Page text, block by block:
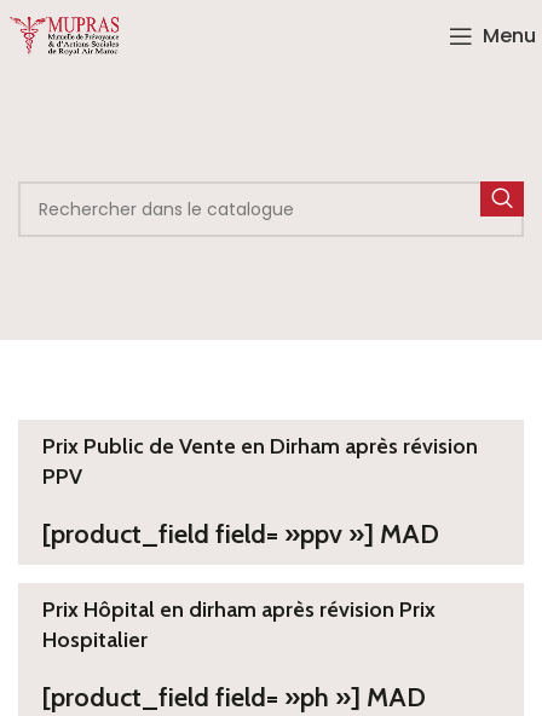
Menu
Prix Public de Vente en Dirham après révision
PPV
[product_field field= »ppv »] MAD
Prix Hôpital en dirham après révision Prix
Hospitalier
[product_field field= »ph »] MAD